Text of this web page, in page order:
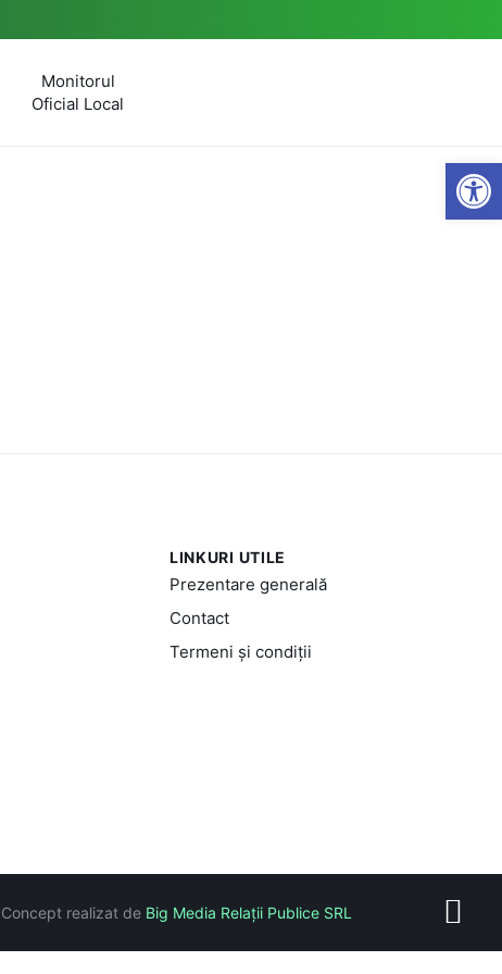
Monitorul
Oficial Local
LINKURI UTILE
Prezentare generală
Contact
Termeni și condiții
Concept realizat de Big Media Relații Publice SRL